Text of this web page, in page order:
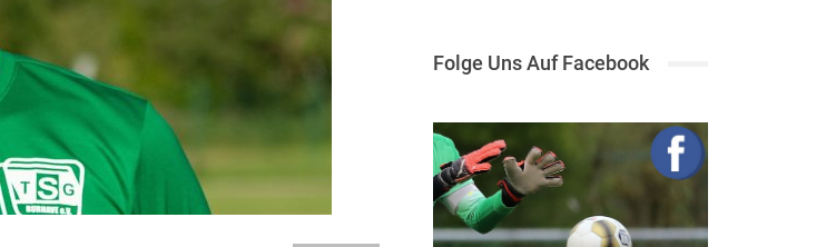
Folge Uns Auf Facebook